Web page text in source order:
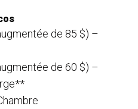
de 85 $) –
de 60 $) –